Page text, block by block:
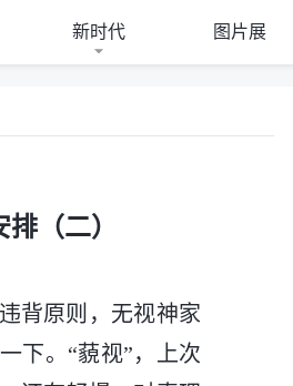
新时代 图片展
（二）
背原则，无视神家
下。“藐视”，上次